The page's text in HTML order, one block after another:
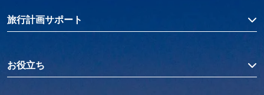
旅行計画サポート
お役立ち